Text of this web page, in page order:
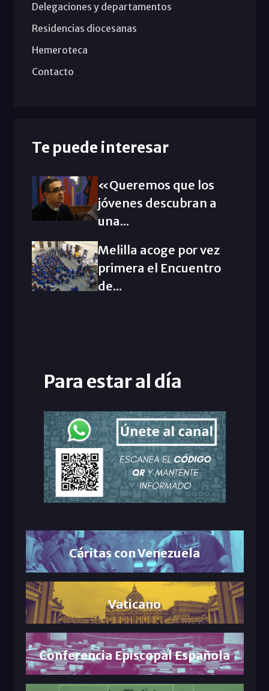
Delegaciones y departamentos
Residencias diocesanas
Hemeroteca
Contacto
Te puede interesar
«Queremos que los
jóvenes descubran a
una...
Melilla acoge por vez
primera el Encuentro
de...
Para estar al día
Cáritas con Venezuela
Vaticano
Conferencia Episcopal Española